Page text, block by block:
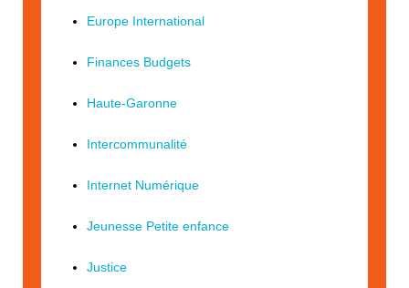
Europe International
Finances Budgets
Haute-Garonne
Intercommunalité
Internet Numérique
Jeunesse Petite enfance
Justice